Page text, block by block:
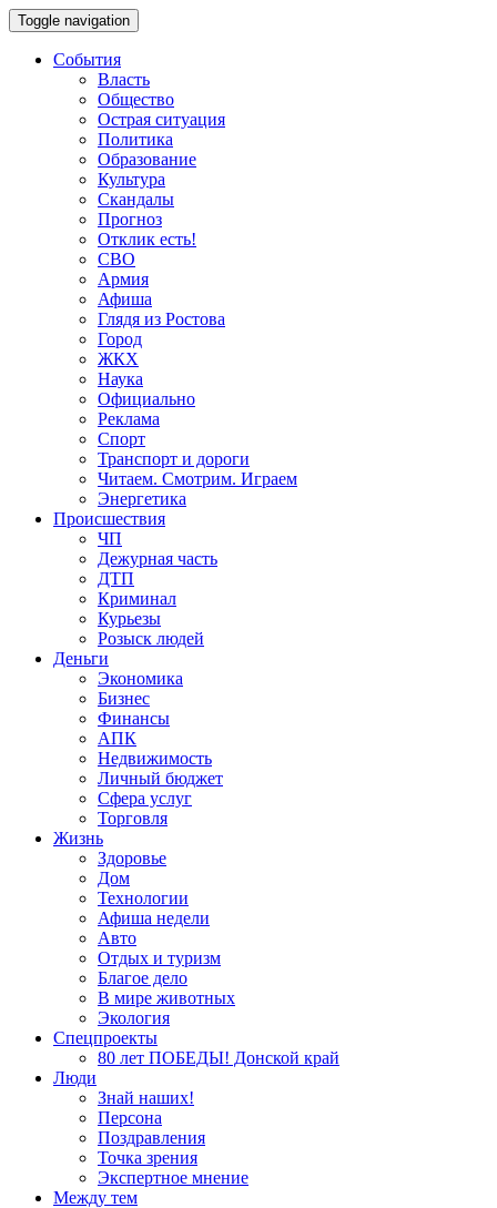
Toggle navigation
События
Власть
Общество
Острая ситуация
Политика
Образование
Культура
Скандалы
Прогноз
Отклик есть!
СВО
Армия
Афиша
Глядя из Ростова
Город
ЖКХ
Наука
Официально
Реклама
Спорт
Транспорт и дороги
Читаем. Смотрим. Играем
Энергетика
Происшествия
ЧП
Дежурная часть
ДТП
Криминал
Курьезы
Розыск людей
Деньги
Экономика
Бизнес
Финансы
АПК
Недвижимость
Личный бюджет
Сфера услуг
Торговля
Жизнь
Здоровье
Дом
Технологии
Афиша недели
Авто
Отдых и туризм
Благое дело
В мире животных
Экология
Спецпроекты
80 лет ПОБЕДЫ! Донской край
Люди
Знай наших!
Персона
Поздравления
Точка зрения
Экспертное мнение
Между тем